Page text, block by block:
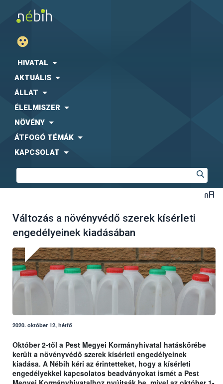
HIVATAL
AKTUÁLIS
ÁLLAT
ÉLELMISZER
NÖVÉNY
ÁTFOGÓ TÉMÁK
KAPCSOLAT
Változás a növényvédő szerek kísérleti
engedélyeinek kiadásában
2020. október 12, hétfő
Október 2-től a Pest Megyei Kormányhivatal hatáskörébe
került a növényvédő szerek kísérleti engedélyeinek
kiadása. A Nébih kéri az érintetteket, hogy a kísérleti
engedélyekkel kapcsolatos beadványokat ismét a Pest